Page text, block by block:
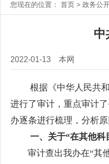
您现在的位置： 首页 > 政务公
中
2022-01-13 本网
根据《中华人民共和
进行了审计，重点审计
办逐条进行梳理，分析
一、关于“在其他科
审计查出我办在“其他